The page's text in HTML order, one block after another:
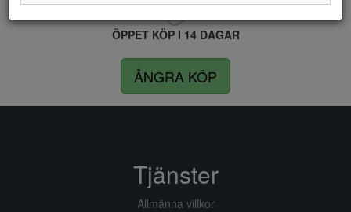
ÖPPET KÖP I 14 DAGAR
ÅNGRA KÖP
Tjänster
Allmänna villkor